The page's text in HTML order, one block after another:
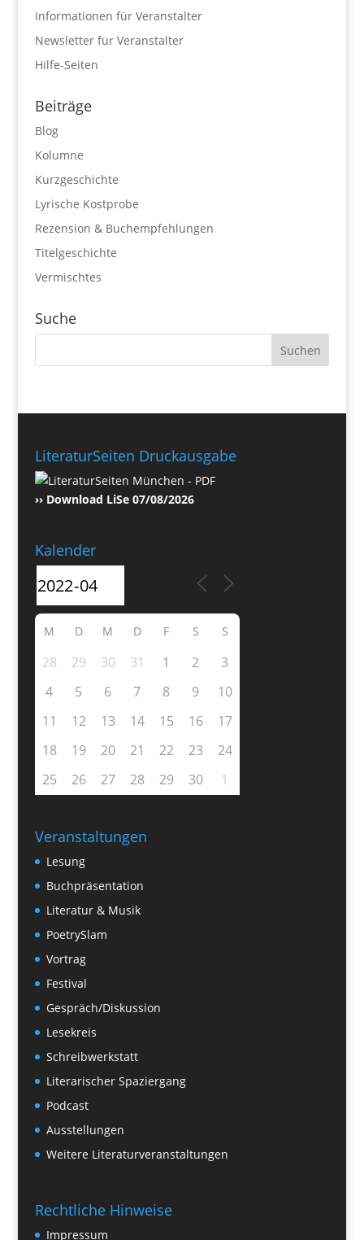
Informationen für Veranstalter
Newsletter für Veranstalter
Hilfe-Seiten
Beiträge
Blog
Kolumne
Kurzgeschichte
Lyrische Kostprobe
Rezension & Buchempfehlungen
Titelgeschichte
Vermischtes
Suche
LiteraturSeiten Druckausgabe
›› Download LiSe 07/08/2026
Kalender
M D M D F S S
28 29 30 31 1 2
3
4
5 6 7 8 9
10
11
12 13 14 15 16
17
18
19 20 21 22 23
24
25
26 27 28 29 30 1
Veranstaltungen
Lesung
Buchpräsentation
Literatur & Musik
PoetrySlam
Vortrag
Festival
Gespräch/Diskussion
Lesekreis
Schreibwerkstatt
Literarischer Spaziergang
Podcast
Ausstellungen
Weitere Literaturveranstaltungen
Rechtliche Hinweise
Impressum